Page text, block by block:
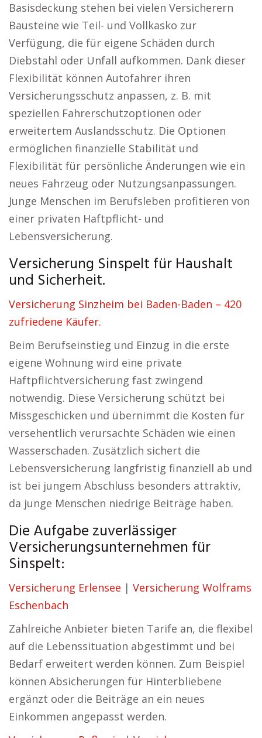
Basisdeckung stehen bei vielen Versicherern
Bausteine wie Teil- und Vollkasko zur
Verfügung, die für eigene Schäden durch
Diebstahl oder Unfall aufkommen. Dank dieser
Flexibilität können Autofahrer ihren
Versicherungsschutz anpassen, z. B. mit
speziellen Fahrerschutzoptionen oder
erweitertem Auslandsschutz. Die Optionen
ermöglichen finanzielle Stabilität und
Flexibilität für persönliche Änderungen wie ein
neues Fahrzeug oder Nutzungsanpassungen.
Junge Menschen im Berufsleben profitieren von
einer privaten Haftpflicht- und
Lebensversicherung.
Versicherung Sinspelt für Haushalt
und Sicherheit.
Versicherung Sinzheim bei Baden-Baden – 420
zufriedene Käufer.
Beim Berufseinstieg und Einzug in die erste
eigene Wohnung wird eine private
Haftpflichtversicherung fast zwingend
notwendig. Diese Versicherung schützt bei
Missgeschicken und übernimmt die Kosten für
versehentlich verursachte Schäden wie einen
Wasserschaden. Zusätzlich sichert die
Lebensversicherung langfristig finanziell ab und
ist bei jungem Abschluss besonders attraktiv,
da junge Menschen niedrige Beiträge haben.
Die Aufgabe zuverlässiger
Versicherungsunternehmen für
Sinspelt:
Versicherung Erlensee | Versicherung Wolframs
Eschenbach
Zahlreiche Anbieter bieten Tarife an, die flexibel
auf die Lebenssituation abgestimmt und bei
Bedarf erweitert werden können. Zum Beispiel
können Absicherungen für Hinterbliebene
ergänzt oder die Beiträge an ein neues
Einkommen angepasst werden.